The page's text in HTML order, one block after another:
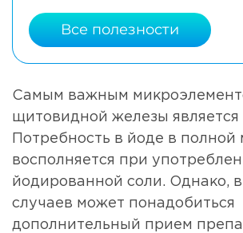
Все полезности
Самым важным
щитовидной железы является
Потребность в йоде в полной
восполняется при
йодированной соли. Однако,
случаев может понадобиться
дополнительный прием